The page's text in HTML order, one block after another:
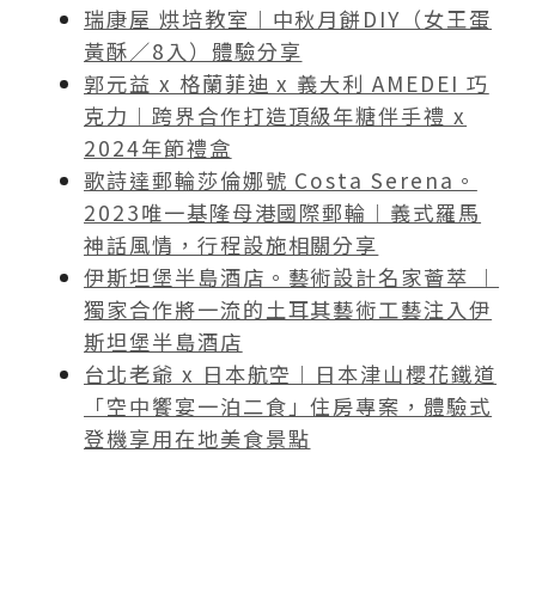
瑞康屋 烘培教室︱中秋月餅DIY（女王蛋
黃酥／8入）體驗分享
郭元益 x 格蘭菲迪 x 義大利 AMEDEI 巧
克力︱跨界合作打造頂級年糖伴手禮 x
2024年節禮盒
歌詩達郵輪莎倫娜號 Costa Serena。
2023唯一基隆母港國際郵輪︱義式羅馬
神話風情，行程設施相關分享
伊斯坦堡半島酒店。藝術設計名家薈萃 ︱
獨家合作將一流的土耳其藝術工藝注入伊
斯坦堡半島酒店
台北老爺 x 日本航空︱日本津山櫻花鐵道
「空中饗宴一泊二食」住房專案，體驗式
登機享用在地美食景點